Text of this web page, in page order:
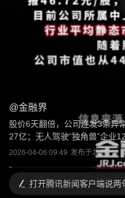
@金融界
股价6天翻倍，公司连发3条异
27亿；无人驾驶“独角兽”企业
2026-04-06 09:49 发布于北京
打开腾讯新闻客户端说两